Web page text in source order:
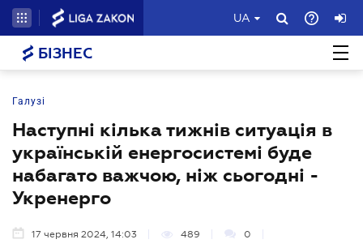
UA
БІЗНЕС
Галузі
Наступні кілька тижнів ситуація в
українській енергосистемі буде
набагато важчою, ніж сьогодні -
Укренерго
17 червня 2024, 14:03 489 0